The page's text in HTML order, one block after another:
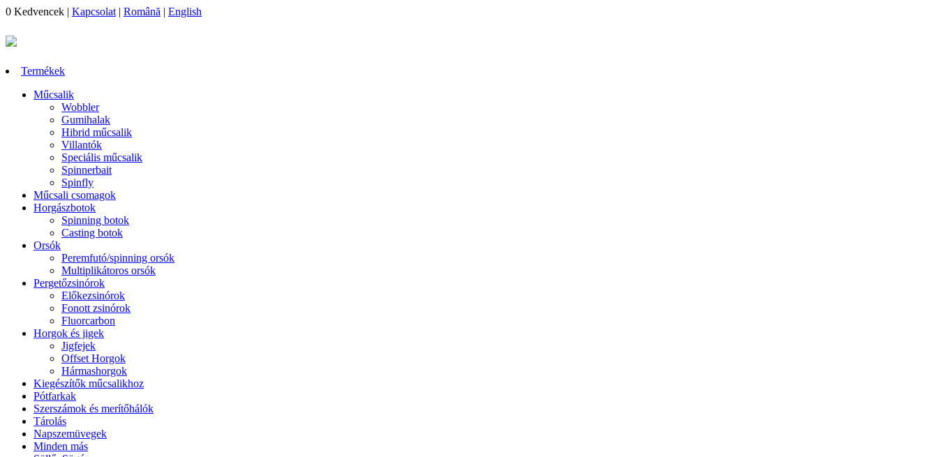
0 Kedvencek | Kapcsolat | Română | English
Termékek
Műcsalik
Wobbler
Gumihalak
Hibrid műcsalik
Villantók
Speciális műcsalik
Spinnerbait
Spinfly
Műcsali csomagok
Horgászbotok
Spinning botok
Casting botok
Orsók
Peremfutó/spinning orsók
Multiplikátoros orsók
Pergetőzsinórok
Előkezsinórok
Fonott zsinórok
Fluorcarbon
Horgok és jigek
Jigfejek
Offset Horgok
Hármashorgok
Kiegészítők műcsalikhoz
Pótfarkak
Szerszámok és merítőhálók
Tárolás
Napszemüvegek
Minden más